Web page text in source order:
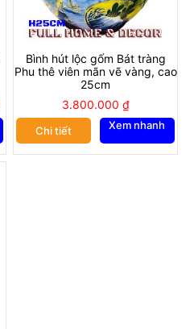
Bình hút lộc gốm Bát tràng
Phu thê viên mãn vẽ vàng, cao
25cm
3.800.000 ₫
Xem nhanh
Chi tiết